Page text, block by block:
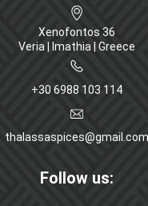
Xenofontos 36
Veria | Imathia | Greece
+30 6988 103 114
thalassaspices@gmail.com
Follow us: